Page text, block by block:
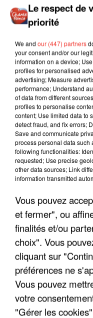
Le respect de
priorité
We and our (447) partners
your consent and/or our
information on a device;
profiles for personalised
advertising; Measure
performance; Understand
of data from different
profiles to personalise
content; Use limited data to
detect fraud, and fix errors;
Save and communicate
process personal data such
following functionalities:
requested; Use precise
other data sources; Link
information transmitted
Vous pouvez
et fermer", ou
finalités et/ou
choix". Vous
cliquant sur
préférences ne
Vous pouvez
votre
"Gérer les